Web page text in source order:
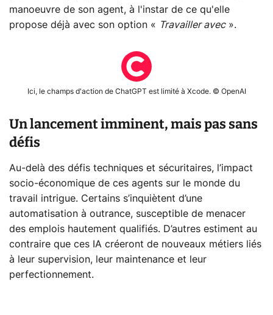
manoeuvre de son agent, à l'instar de ce qu'elle
propose déjà avec son option « Travailler avec».
Ici, le champs d'action de ChatGPT est limité à Xcode. © OpenAI
Un lancement imminent, mais pas sans
défis
Au-delà des défis techniques et sécuritaires, l’impact
socio-économique de ces agents sur le monde du
travail intrigue. Certains s’inquiètent d’une
automatisation à outrance, susceptible de menacer
des emplois hautement qualifiés. D’autres estiment au
contraire que ces IA créeront de nouveaux métiers liés
à leur supervision, leur maintenance et leur
perfectionnement.